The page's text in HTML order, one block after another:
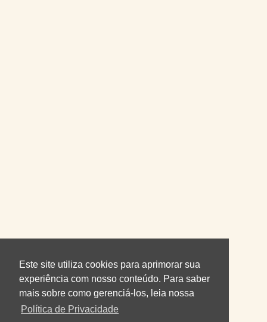
Este site utiliza cookies para aprimorar sua
experiência com nosso conteúdo. Para saber
mais sobre como gerenciá-los, leia nossa
Política de Privacidade